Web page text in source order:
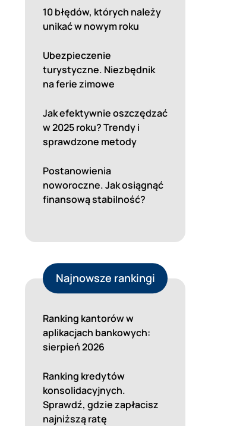
10 błędów, których należy
unikać w nowym roku
Ubezpieczenie
turystyczne. Niezbędnik
na ferie zimowe
Jak efektywnie oszczędzać
w 2025 roku? Trendy i
sprawdzone metody
Postanowienia
noworoczne. Jak osiągnąć
finansową stabilność?
Najnowsze rankingi
Ranking kantorów w
aplikacjach bankowych:
sierpień 2026
Ranking kredytów
konsolidacyjnych.
Sprawdź, gdzie zapłacisz
najniższą ratę